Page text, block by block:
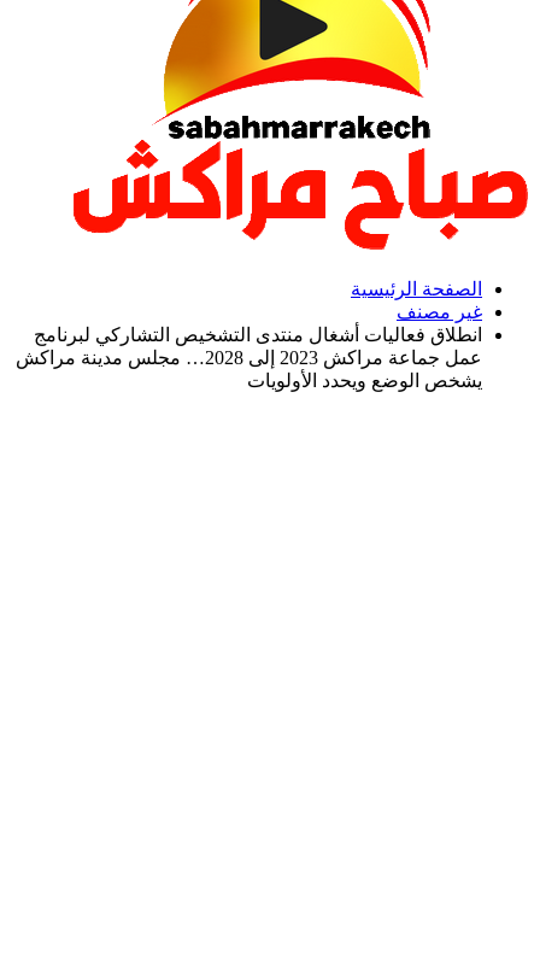
الصفحة الرئيسية
غير مصنف
انطلاق فعاليات أشغال منتدى التشخيص التشاركي لبرنامج
عمل جماعة مراكش 2023 إلى 2028… مجلس مدينة مراكش
يشخص الوضع ويحدد الأولويات